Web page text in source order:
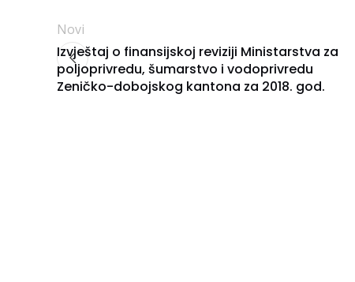
Novi
Izvještaj o finansijskoj reviziji Ministarstva za
poljoprivredu, šumarstvo i vodoprivredu
Zeničko-dobojskog kantona za 2018. god.